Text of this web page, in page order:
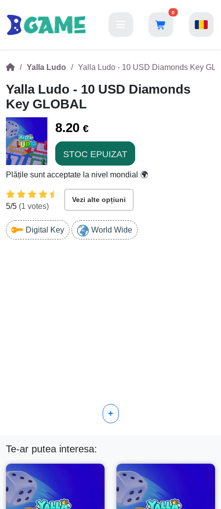
0
Yalla Ludo Yalla Ludo - 10 USD Diamonds Key
Yalla Ludo - 10 USD Diamonds
Key GLOBAL
8.20 €
STOC EPUIZAT
Plățile sunt acceptate la nivel mondial 🌍
5/5 (1 votes)
Vezi alte opțiuni
Digital Key World Wide
+
Te-ar putea interesa: